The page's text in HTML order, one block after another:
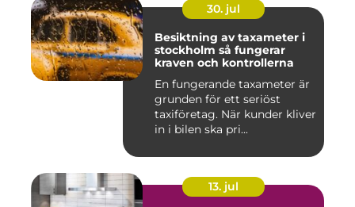
30. jul
Besiktning av taxameter i
stockholm så fungerar
kraven och kontrollerna
En fungerande taxameter är
grunden för ett seriöst
taxiföretag. När kunder kliver
in i bilen ska pri...
13. jul